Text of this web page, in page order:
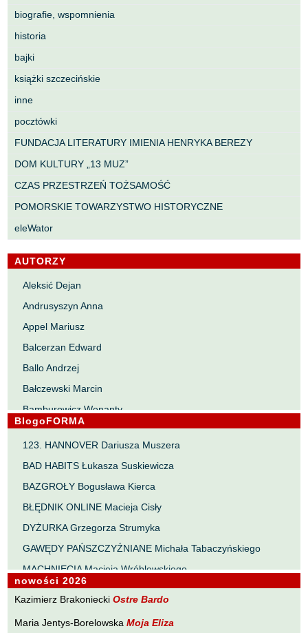
biografie, wspomnienia
historia
bajki
książki szczecińskie
inne
pocztówki
FUNDACJA LITERATURY IMIENIA HENRYKA BEREZY
DOM KULTURY „13 MUZ”
CZAS PRZESTRZEŃ TOŻSAMOŚĆ
POMORSKIE TOWARZYSTWO HISTORYCZNE
eleWator
AUTORZY
Aleksić Dejan
Andrusyszyn Anna
Appel Mariusz
Balcerzan Edward
Ballo Andrzej
Bałczewski Marcin
Bamburowicz Wenanty
Bawołek Waldemar
Bereza Henryk
Berezin Kostia
Bielawa Jacek
Biernacka Alina
Bieszczad Maciej
Bigoszewska Maria
Bitner Dariusz
Błahy Jarosław
BlogoFORMA
123. HANNOVER Dariusza Muszera
BAD HABITS Łukasza Suskiewicza
BAZGROŁY Bogusława Kierca
BŁĘDNIK ONLINE Macieja Cisły
DYŻURKA Grzegorza Strumyka
GAWĘDY PAŃSZCZYŹNIANE Michała Tabaczyńskiego
MACHNIĘCIA Macieja Wróblewskiego
MAŁOMIASTECZKOWE ZRYWY Zbigniewa Wojciechowicza
nowości 2026
Kazimierz BrakonieckiOstre Bardo
Maria Jentys-BorelowskaMoja Eliza